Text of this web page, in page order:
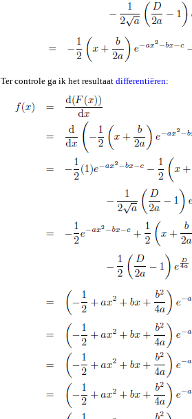
Ter controle ga ik het resultaat differentiëren: